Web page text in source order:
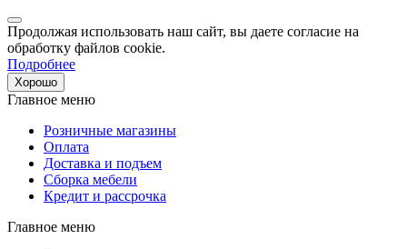
Продолжая использовать наш сайт, вы даете согласие на
обработку файлов cookie.
Подробнее
Хорошо
Главное меню
Розничные магазины
Оплата
Доставка и подъем
Сборка мебели
Кредит и рассрочка
Главное меню